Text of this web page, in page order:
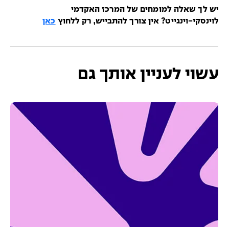
יש לך שאלה למומחים של המרכז האקדמי
לוינסקי-וינגייט? אין צורך להתבייש, רק ללחוץכאן
עשוי לעניין אותך גם